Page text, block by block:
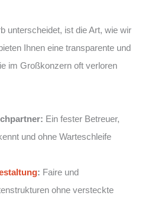
unterscheidet, ist die Art, wie wir
Ihnen eine transparente und
im Großkonzern oft verloren
Ein fester Betreuer,
und ohne Warteschleife
: Faire und
ohne versteckte